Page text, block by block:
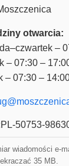
otwarcia:
–
– 07:30 –
– 07:30 –
50753-
wiadomości e-
35 MB.